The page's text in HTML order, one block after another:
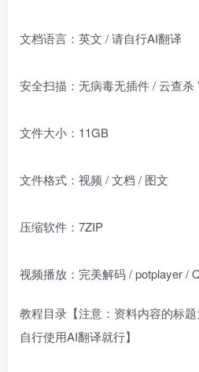
文档语言：英文 / 请自行AI翻译
安全扫描：无病毒无插件 / 云查杀
文件大小：11GB
文件格式：视频 / 文档 / 图文
压缩软件：7ZIP
视频播放：完美解码 / potplayer /
教程目录【注意：资料内容的标
自行使用AI翻译就行】